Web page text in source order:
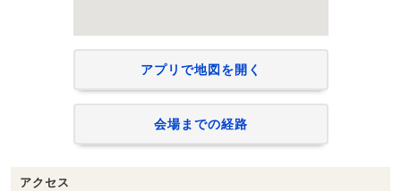
アプリで地図を開く
会場までの経路
アクセス